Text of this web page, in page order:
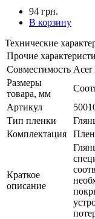
94 грн.
В корзину
Технические
Прочие
Совместимость Acer
Размеры
товара, мм
Артикул
Тип пленки
Комплектация
Краткое
описание